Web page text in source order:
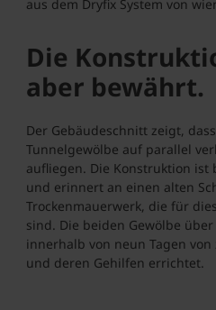
aus dem Dryfix System von
Die
aber bewährt.
Der Gebäudeschnitt zeigt,
Tunnelgewölbe auf parallel
aufliegen. Die Konstruktion ist
und erinnert an einen alten
Trockenmauerwerk, die für
sind. Die beiden Gewölbe
innerhalb von neun Tagen
und deren Gehilfen errichtet.